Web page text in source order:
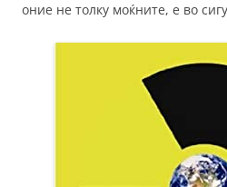
оние не толку моќните, е во